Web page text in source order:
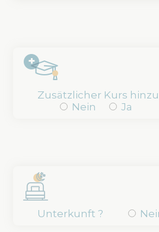
Zusätzlicher Kurs
Nein
Ja
Unterkunft ?